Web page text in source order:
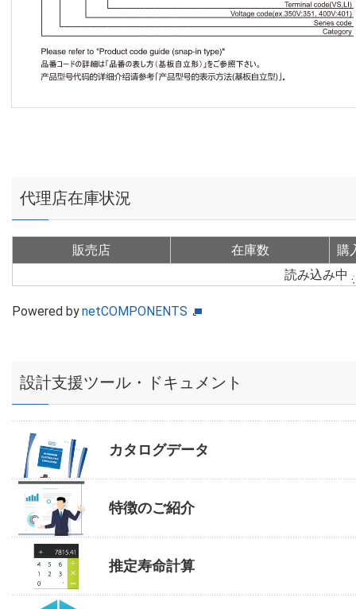
代理店在庫状況
販売店 在庫数
購
読み込み中
Powered bynetCOMPONENTS
設計支援ツール・ドキュメント
カタログデータ
特徴のご紹介
推定寿命計算